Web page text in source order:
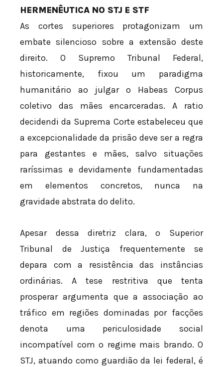
HERMENÊUTICA NO STJ E STF
As cortes superiores protagonizam um
embate silencioso sobre a extensão deste
direito. O Supremo Tribunal Federal,
historicamente, fixou um paradigma
humanitário ao julgar o Habeas Corpus
coletivo das mães encarceradas. A ratio
decidendi da Suprema Corte estabeleceu que
a excepcionalidade da prisão deve ser a regra
para gestantes e mães, salvo situações
raríssimas e devidamente fundamentadas
em elementos concretos, nunca na
gravidade abstrata do delito.
Apesar dessa diretriz clara, o Superior
Tribunal de Justiça frequentemente se
depara com a resistência das instâncias
ordinárias. A tese restritiva que tenta
prosperar argumenta que a associação ao
tráfico em regiões dominadas por facções
denota uma periculosidade social
incompatível com o regime mais brando. O
STJ, atuando como guardião da lei federal, é